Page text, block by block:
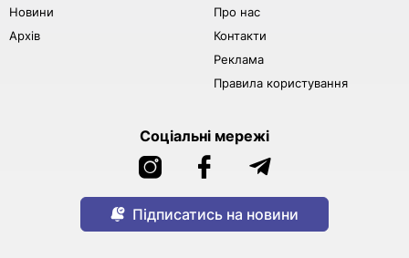
Новини
Архів
Про нас
Контакти
Реклама
Правила користування
Соціальні мережі
Підписатись на новини